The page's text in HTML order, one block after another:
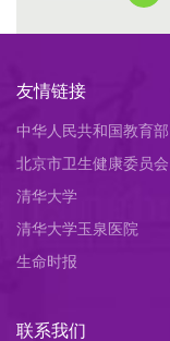
友情链接
中华人民共和国教育部
北京市卫生健康委员会
清华大学
清华大学玉泉医院
生命时报
联系我们